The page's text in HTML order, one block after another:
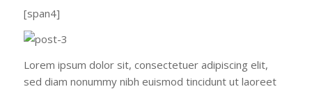
[span4]
Lorem ipsum dolor sit, consectetuer adipiscing elit,
sed diam nonummy nibh euismod tincidunt ut laoreet